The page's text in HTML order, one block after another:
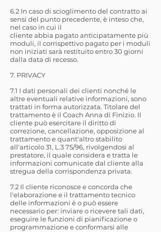
6.2 In caso di scioglimento del contratto ai
sensi del punto precedente, è inteso che,
nel caso in cui il
cliente abbia pagato anticipatamente più
moduli, il corrispettivo pagato per i moduli
non iniziati sarà restituito entro 30 giorni
dalla data di recesso.
7. PRIVACY
7.1 I dati personali dei clienti nonché le
altre eventuali relative informazioni, sono
trattati in forma autorizzata. Titolare del
trattamento è il Coach Anna di Finizio. Il
cliente può esercitare il diritto di
correzione, cancellazione, opposizione al
trattamento e quant'altro stabilito
all'articolo 31, L.3 75/96, rivolgendosi al
prestatore, il quale considera e tratta le
informazioni comunicate dal cliente alla
stregua della corrispondenza privata.
7.2 Il cliente riconosce e concorda che
l'elaborazione e il trattamento tecnico
delle informazioni è o può essere
necessario per: inviare o ricevere tali dati,
eseguire le funzioni di pianificazione o
programmazione e conformarsi alle